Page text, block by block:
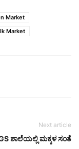
Market
Market
Next article
ಶಾಲೆಯಲ್ಲಿ ಮಕ್ಕಳ ಸಂತೆ